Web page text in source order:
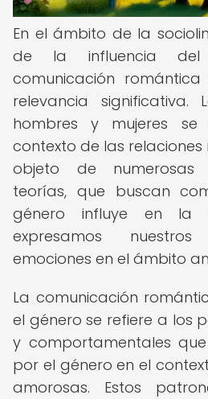
En el ámbito de la
de la influencia
comunicación
relevancia
hombres y mujeres
contexto de las
objeto de numerosas
teorías, que buscan
género influye en la
expresamos
emociones en el ámbito
La comunicación
el género se refiere a los
y comportamentales
por el género en el
amorosas. Estos